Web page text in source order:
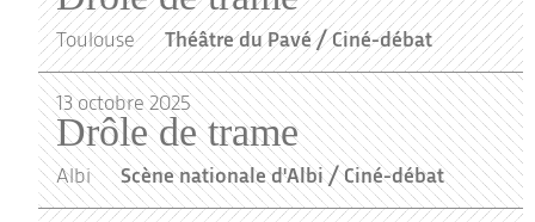
Toulouse Théâtre du Pavé / Ciné-débat
13octobre2025
Drôle de trame
Albi Scène nationale d'Albi / Ciné-débat